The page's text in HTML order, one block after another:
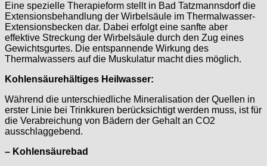
Eine spezielle Therapieform stellt in Bad Tatzmannsdorf die
Extensionsbehandlung der Wirbelsäule im Thermalwasser-
Extensionsbecken dar. Dabei erfolgt eine sanfte aber
effektive Streckung der Wirbelsäule durch den Zug eines
Gewichtsgurtes. Die entspannende Wirkung des
Thermalwassers auf die Muskulatur macht dies möglich.
Kohlensäurehältiges Heilwasser:
Während die unterschiedliche Mineralisation der Quellen in
erster Linie bei Trinkkuren berücksichtigt werden muss, ist für
die Verabreichung von Bädern der Gehalt an CO2
ausschlaggebend.
– Kohlensäurebad